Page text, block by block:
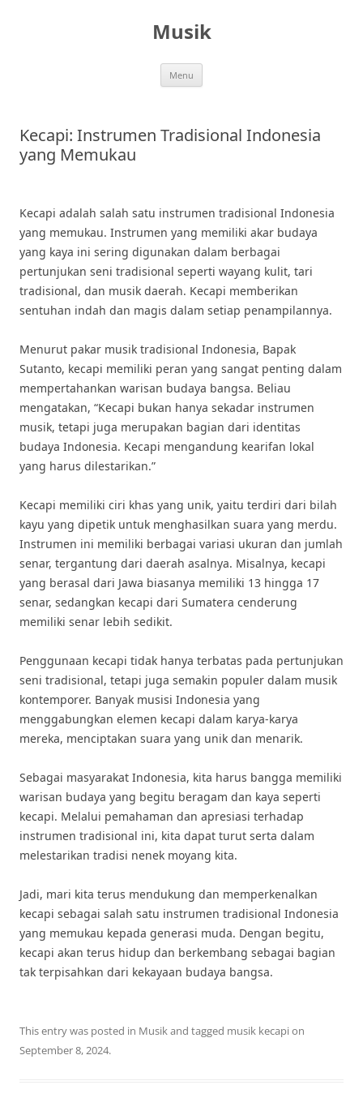
Musik
Menu
Kecapi: Instrumen Tradisional Indonesia
yang Memukau
Kecapi adalah salah satu instrumen tradisional Indonesia
yang memukau. Instrumen yang memiliki akar budaya
yang kaya ini sering digunakan dalam berbagai
pertunjukan seni tradisional seperti wayang kulit, tari
tradisional, dan musik daerah. Kecapi memberikan
sentuhan indah dan magis dalam setiap penampilannya.
Menurut pakar musik tradisional Indonesia, Bapak
Sutanto, kecapi memiliki peran yang sangat penting dalam
mempertahankan warisan budaya bangsa. Beliau
mengatakan, “Kecapi bukan hanya sekadar instrumen
musik, tetapi juga merupakan bagian dari identitas
budaya Indonesia. Kecapi mengandung kearifan lokal
yang harus dilestarikan.”
Kecapi memiliki ciri khas yang unik, yaitu terdiri dari bilah
kayu yang dipetik untuk menghasilkan suara yang merdu.
Instrumen ini memiliki berbagai variasi ukuran dan jumlah
senar, tergantung dari daerah asalnya. Misalnya, kecapi
yang berasal dari Jawa biasanya memiliki 13 hingga 17
senar, sedangkan kecapi dari Sumatera cenderung
memiliki senar lebih sedikit.
Penggunaan kecapi tidak hanya terbatas pada pertunjukan
seni tradisional, tetapi juga semakin populer dalam musik
kontemporer. Banyak musisi Indonesia yang
menggabungkan elemen kecapi dalam karya-karya
mereka, menciptakan suara yang unik dan menarik.
Sebagai masyarakat Indonesia, kita harus bangga memiliki
warisan budaya yang begitu beragam dan kaya seperti
kecapi. Melalui pemahaman dan apresiasi terhadap
instrumen tradisional ini, kita dapat turut serta dalam
melestarikan tradisi nenek moyang kita.
Jadi, mari kita terus mendukung dan memperkenalkan
kecapi sebagai salah satu instrumen tradisional Indonesia
yang memukau kepada generasi muda. Dengan begitu,
kecapi akan terus hidup dan berkembang sebagai bagian
tak terpisahkan dari kekayaan budaya bangsa.
This entry was posted in Musikand tagged musik kecapion
September 8, 2024.